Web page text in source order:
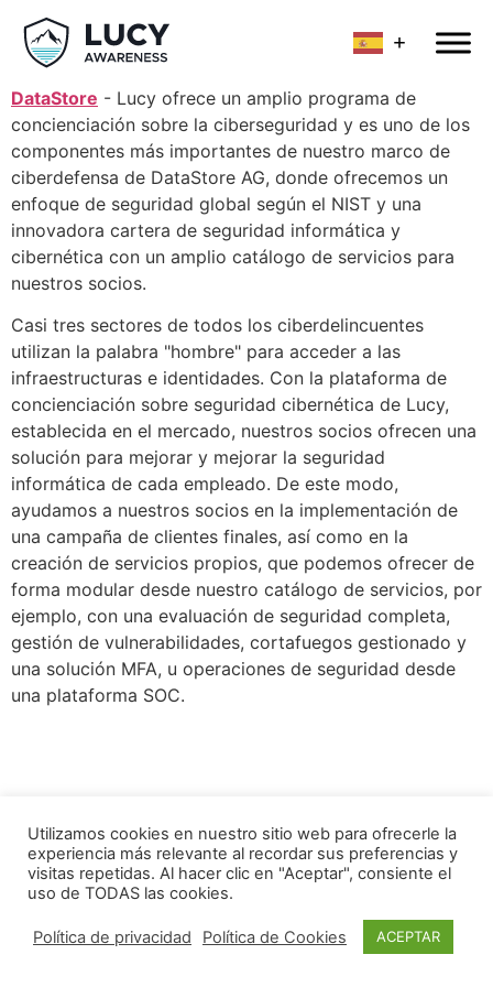
DataStore - Lucy ofrece un amplio programa de
concienciación sobre la ciberseguridad y es uno de los
componentes más importantes de nuestro marco de
ciberdefensa de DataStore AG, donde ofrecemos un
enfoque de seguridad global según el NIST y una
innovadora cartera de seguridad informática y
cibernética con un amplio catálogo de servicios para
nuestros socios.
Casi tres sectores de todos los ciberdelincuentes
utilizan la palabra "hombre" para acceder a las
infraestructuras e identidades. Con la plataforma de
concienciación sobre seguridad cibernética de Lucy,
establecida en el mercado, nuestros socios ofrecen una
solución para mejorar y mejorar la seguridad
informática de cada empleado. De este modo,
ayudamos a nuestros socios en la implementación de
una campaña de clientes finales, así como en la
creación de servicios propios, que podemos ofrecer de
forma modular desde nuestro catálogo de servicios, por
ejemplo, con una evaluación de seguridad completa,
gestión de vulnerabilidades, cortafuegos gestionado y
una solución MFA, u operaciones de seguridad desde
una plataforma SOC.
Utilizamos cookies en nuestro sitio web para ofrecerle la
experiencia más relevante al recordar sus preferencias y
visitas repetidas. Al hacer clic en "Aceptar", consiente el
uso de TODAS las cookies.
Política de privacidad Política de Cookies ACEPTAR